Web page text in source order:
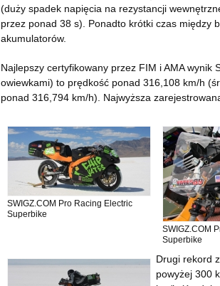
(duży spadek napięcia na rezystancji
przez ponad 38 s). Ponadto krótki czas między
akumulatorów.
Najlepszy certyfikowany przez FIM i AMA
owiewkami) to prędkość ponad 316,108 km/h
ponad 316,794 km/h). Najwyższa
SWIGZ.COM Pro Racing Electric
Superbike
SWIGZ.COM
Superbike
Drugi rekord
powyżej 300